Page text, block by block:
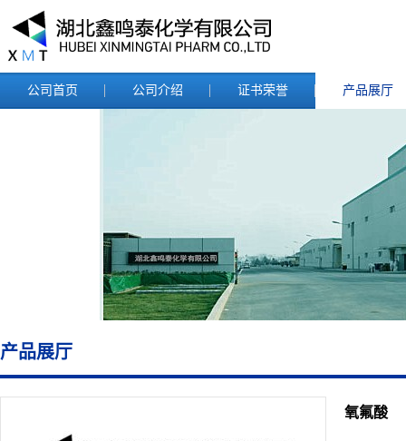
公司首页 公司介绍 证书荣誉 产品展厅
产品展厅
氧氟酸